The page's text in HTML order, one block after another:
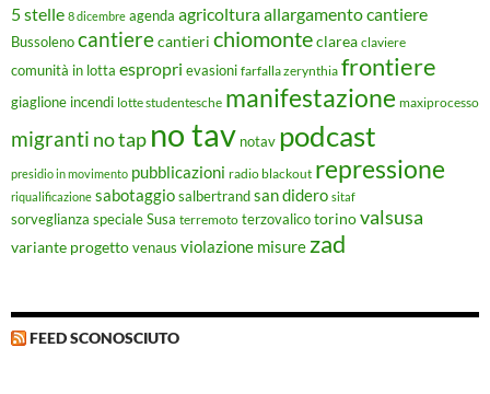
5 stelle 8 dicembre agenda agricolturaallargamento cantiere
Bussolenocantierecantieri chiomonteclarea claviere
comunità in lotta espropri evasioni farfalla zerynthia frontiere
giaglione incendi lotte studentesche manifestazione maxiprocesso
migranti no tap no tav notav podcast
presidio in movimento pubblicazioni radio blackout repressione
riqualificazione sabotaggiosalbertrandsan didero sitaf
sorveglianza speciale Susa terremoto terzovalico torinovalsusa
variante progettovenaus violazione misurezad
FEED SCONOSCIUTO